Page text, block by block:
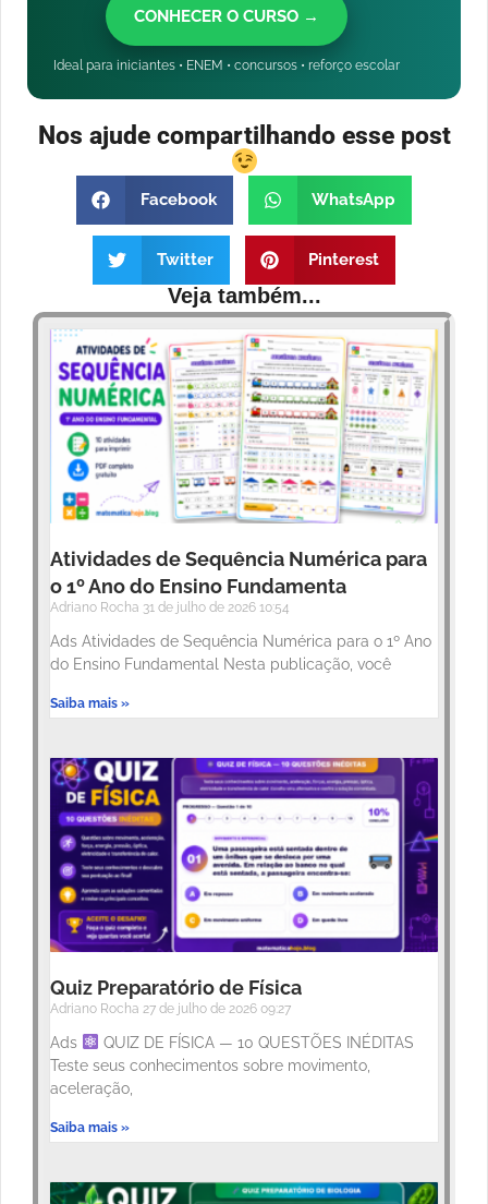
CONHECER O CURSO →
Ideal para iniciantes • ENEM • concursos • reforço escolar
Nos ajude compartilhando esse post
Facebook WhatsApp
Twitter Pinterest
Veja também...
Atividades de Sequência Numérica para
o 1º Ano do Ensino Fundamenta
Adriano Rocha 31 de julho de 2026 10:54
Ads Atividades de Sequência Numérica para o 1º Ano
do Ensino Fundamental Nesta publicação, você
Saiba mais »
Quiz Preparatório de Física
Adriano Rocha 27 de julho de 2026 09:27
Ads
QUIZ DE FÍSICA — 10 QUESTÕES INÉDITAS
Teste seus conhecimentos sobre movimento,
aceleração,
Saiba mais »